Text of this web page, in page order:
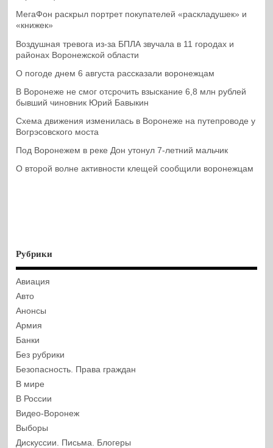
МегаФон раскрыл портрет покупателей «раскладушек» и
«книжек»
Воздушная тревога из-за БПЛА звучала в 11 городах и
районах Воронежской области
О погоде днем 6 августа рассказали воронежцам
В Воронеже не смог отсрочить взыскание 6,8 млн рублей
бывший чиновник Юрий Бавыкин
Схема движения изменилась в Воронеже на путепроводе у
Вогрэсовского моста
Под Воронежем в реке Дон утонул 7-летний мальчик
О второй волне активности клещей сообщили воронежцам
Рубрики
Авиация
Авто
Анонсы
Армия
Банки
Без рубрики
Безопасность. Права граждан
В мире
В России
Видео-Воронеж
Выборы
Дискуссии. Письма. Блогеры